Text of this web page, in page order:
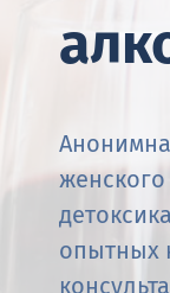
опытных